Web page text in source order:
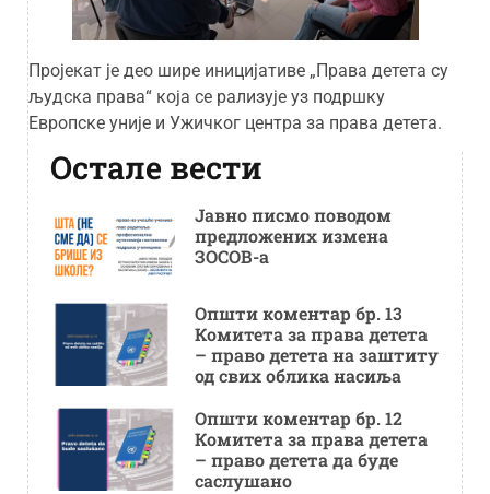
Пројекат је део шире иницијативе „Права детета су
људска права“ која се рализује уз подршку
Европске уније и Ужичког центра за права детета.
Остале вести
Јавно писмо поводом
предложених измена
ЗОСОВ-а
Општи коментар бр. 13
Комитета за права детета
– право детета на заштиту
од свих облика насиља
Општи коментар бр. 12
Комитета за права детета
– право детета да буде
саслушано